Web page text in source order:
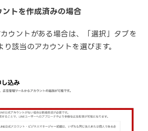
トを作成済みの場合
ウントがある場合は、「選択」タブを
該当のアカウントを選びます。